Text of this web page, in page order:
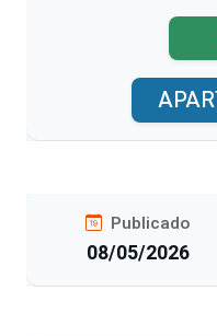
Publicado
08/05/2026